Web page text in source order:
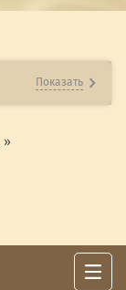
Показать
»